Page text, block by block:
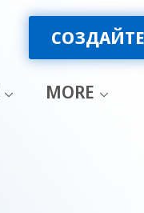
MORE